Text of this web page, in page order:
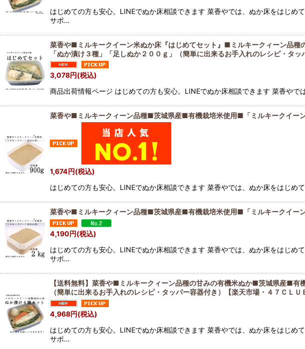
はじめての方も安心。LINEでぬか床相談できます 菜香やでは、ぬか床をはじ
サポ…
菜香や■ミルキークイーン米ぬか床『はじめてセット』■ミルキークィーン品
「ぬか漬け３種」「足しぬか２００ｇ」（簡単に出来るお手入れのレシピ・タッ
3,078円(税込)
商品出荷情報ページ はじめての方も安心。LINEでぬか床相談できます 菜香や
菜香や■ミルキークィーン品種■茨城県産■有機栽培米使用■「ミルキークイー
1,674円(税込)
はじめての方も安心。LINEでぬか床相談できます 菜香やでは、ぬか床をはじ
菜香や■ミルキークィーン品種■茨城県産■有機栽培米使用■「ミルキークイー
4,190円(税込)
はじめての方も安心。LINEでぬか床相談できます 菜香やでは、ぬか床をはじ
サポ…
【送料無料】菜香や■ミルキークィーン品種の甘みの有機米ぬか■茨城県産■
（簡単に出来るお手入れのレシピ・タッパー容器付き）【楽天市場・４７ＣＬＵ
4,968円(税込)
はじめての方も安心。LINEでぬか床相談できます 菜香やでは、ぬか床をはじ
サポ…